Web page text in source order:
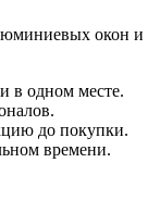
окон и
в одном месте.
до покупки.
времени.